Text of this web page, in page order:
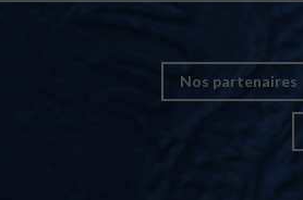
Nos partenaires